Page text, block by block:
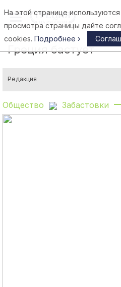
Греция бастует
Редакция
Общество Забастовки
На этой странице
просмотра страницы дайте
cookies. Подробнее ›